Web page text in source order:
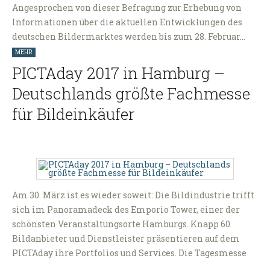
Angesprochen von dieser Befragung zur Erhebung von
Informationen über die aktuellen Entwicklungen des
deutschen Bildermarktes werden bis zum 28. Februar…
MEHR
PICTAday 2017 in Hamburg –
Deutschlands größte Fachmesse
für Bildeinkäufer
Am 30. März ist es wieder soweit: Die Bildindustrie trifft
sich im Panoramadeck des Emporio Tower, einer der
schönsten Veranstaltungsorte Hamburgs. Knapp 60
Bildanbieter und Dienstleister präsentieren auf dem
PICTAday ihre Portfolios und Services. Die Tagesmesse